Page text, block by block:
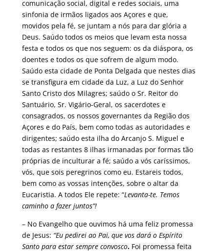
comunicação social, digital e redes sociais, uma
sinfonia de irmãos ligados aos Açores e que,
movidos pela fé, se juntam a nós para dar glória a
Deus. Saúdo todos os meios que levam esta nossa
festa e todos os que nos seguem: os da diáspora, os
doentes e todos os que sofrem de algum modo.
Saúdo esta cidade de Ponta Delgada que nestes dias
se transfigura em cidade da Luz, a Luz do Senhor
Santo Cristo dos Milagres; saúdo o Sr. Reitor do
Santuário, Sr. Vigário-Geral, os sacerdotes e
consagrados, os nossos governantes da Região dos
Açores e do País, bem como todas as autoridades e
dirigentes; saúdo esta ilha do Arcanjo S. Miguel e
todas as restantes 8 ilhas irmanadas por formas tão
próprias de inculturar a fé; saúdo a vós caríssimos,
vós, que sois peregrinos como eu. Estareis todos,
bem como as vossas intenções, sobre o altar da
Eucaristia. A todos Ele repete: “Levanta-te. Temos
caminho a fazer juntos”!
– No Evangelho que ouvimos há uma feliz promessa
de Jesus: “Eu pedirei ao Pai, que vos dará o Espírito
Santo para estar sempre convosco.Foi promessa feita